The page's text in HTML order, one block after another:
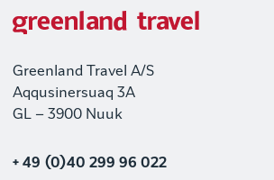
Greenland Travel A/S
Aqqusinersuaq 3A
GL – 3900 Nuuk
+ 49 (0)40 299 96 022